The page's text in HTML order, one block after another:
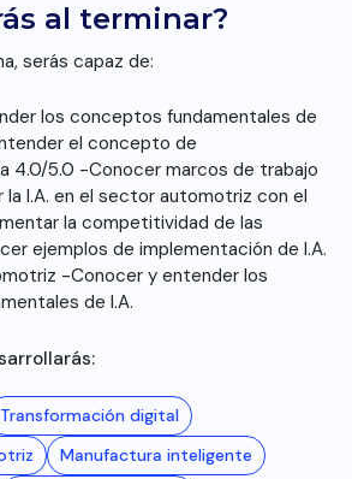
al terminar?
serás capaz de:
los conceptos fundamentales de
el concepto de
4.0/5.0 -Conocer marcos de trabajo
la I.A. en el sector automotriz con el
la competitividad de las
ejemplos de implementación de I.A.
-Conocer y entender los
de I.A.
Transformación digital
Manufactura inteligente